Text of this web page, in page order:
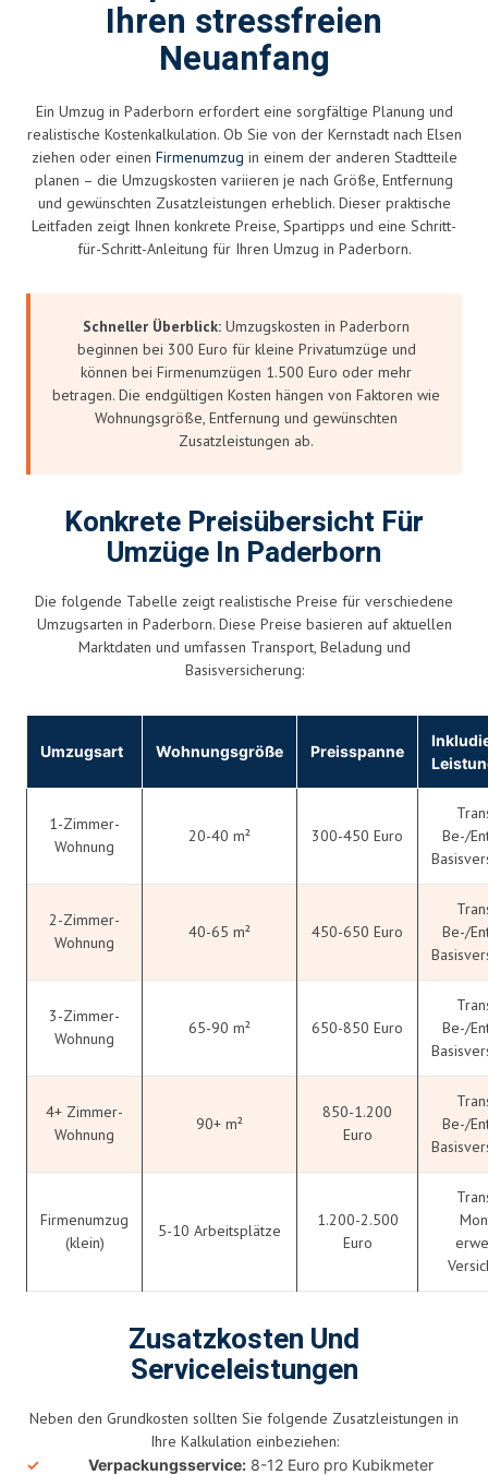
Ihren stressfreien
Neuanfang
Ein Umzug in Paderborn erfordert eine sorgfältige Planung und
realistische Kostenkalkulation. Ob Sie von der Kernstadt nach Elsen
ziehen oder einen Firmenumzug in einem der anderen Stadtteile
planen – die Umzugskosten variieren je nach Größe, Entfernung
und gewünschten Zusatzleistungen erheblich. Dieser praktische
Leitfaden zeigt Ihnen konkrete Preise, Spartipps und eine Schritt-
für-Schritt-Anleitung für Ihren Umzug in Paderborn.
Schneller Überblick: Umzugskosten in Paderborn
beginnen bei 300 Euro für kleine Privatumzüge und
können bei Firmenumzügen 1.500 Euro oder mehr
betragen. Die endgültigen Kosten hängen von Faktoren wie
Wohnungsgröße, Entfernung und gewünschten
Zusatzleistungen ab.
Konkrete Preisübersicht Für
Umzüge In Paderborn
Die folgende Tabelle zeigt realistische Preise für verschiedene
Umzugsarten in Paderborn. Diese Preise basieren auf aktuellen
Marktdaten und umfassen Transport, Beladung und
Basisversicherung:
Umzugsart Wohnungsgröße Preisspanne
1-Zimmer-
Wohnung
20-40 m² 300-450 Euro
Be-/
2-Zimmer-
Wohnung
40-65 m² 450-650 Euro
Be-/
3-Zimmer-
Wohnung
65-90 m² 650-850 Euro
Be-/
4+ Zimmer-
Wohnung
90+ m²
850-1.200
Euro
Be-/
Firmenumzug
(klein)
5-10 Arbeitsplätze
1.200-2.500
Euro
Zusatzkosten Und
Serviceleistungen
Neben den Grundkosten sollten Sie folgende Zusatzleistungen in
Ihre Kalkulation einbeziehen:
Verpackungsservice:8-12 Euro pro Kubikmeter